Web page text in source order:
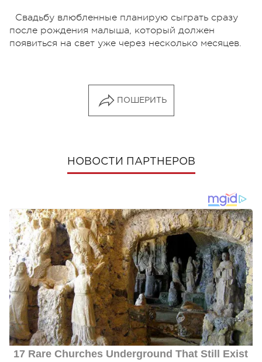
Свадьбу влюбленные планирую сыграть сразу
после рождения малыша, который должен
появиться на свет уже через несколько месяцев.
ПОШЕРИТЬ
НОВОСТИ ПАРТНЕРОВ